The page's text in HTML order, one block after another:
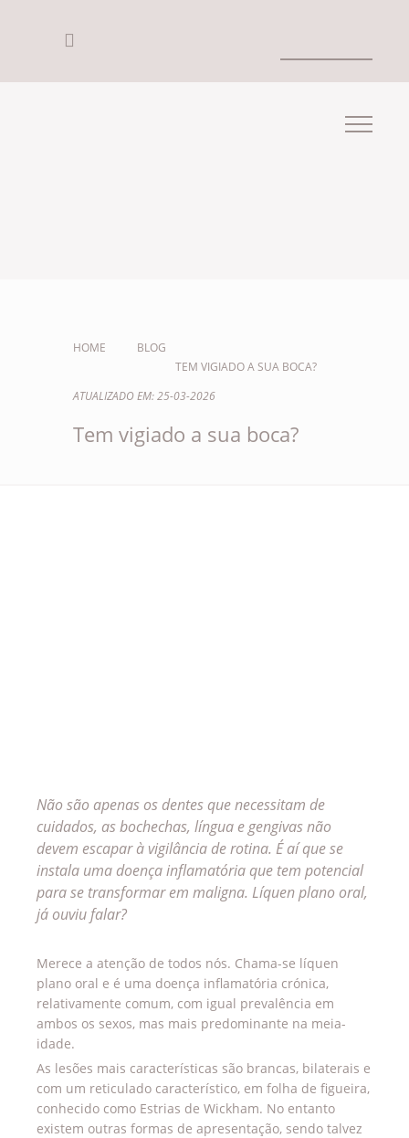
HOME
BLOG
TEM VIGIADO A SUA BOCA?
ATUALIZADO EM: 25-03-2026
Tem vigiado a sua boca?
Não são apenas os dentes que necessitam de
cuidados, as bochechas, língua e gengivas não
devem escapar à vigilância de rotina. É aí que se
instala uma doença inflamatória que tem potencial
para se transformar em maligna. Líquen plano oral,
já ouviu falar?
Merece a atenção de todos nós. Chama-se líquen
plano oral e é uma doença inflamatória crónica,
relativamente comum, com igual prevalência em
ambos os sexos, mas mais predominante na meia-
idade.
As lesões mais características são brancas, bilaterais e
com um reticulado característico, em folha de figueira,
conhecido como Estrias de Wickham. No entanto
existem outras formas de apresentação, sendo talvez